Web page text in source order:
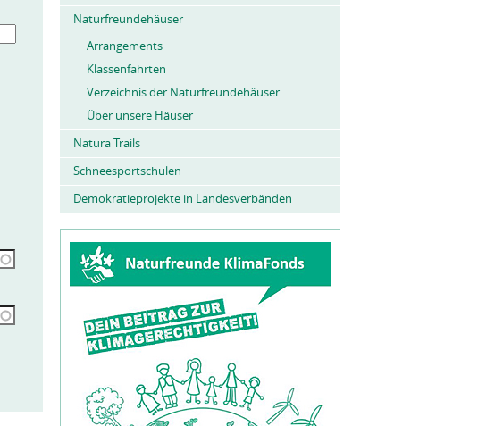
Naturfreundehäuser
Arrangements
Klassenfahrten
Verzeichnis der Naturfreundehäuser
Über unsere Häuser
Natura Trails
Schneesportschulen
Demokratieprojekte in Landesverbänden